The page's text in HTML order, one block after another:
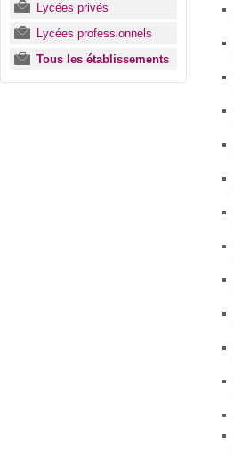
Lycées privés
Lycées professionnels
Tous les établissements